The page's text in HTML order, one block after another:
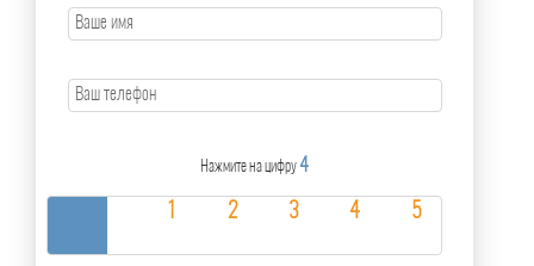
Нажмите на цифру 4